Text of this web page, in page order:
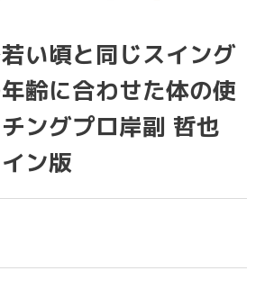
い頃と同じスイング
齢に合わせた体の使
ングプロ岸副 哲也
ン版